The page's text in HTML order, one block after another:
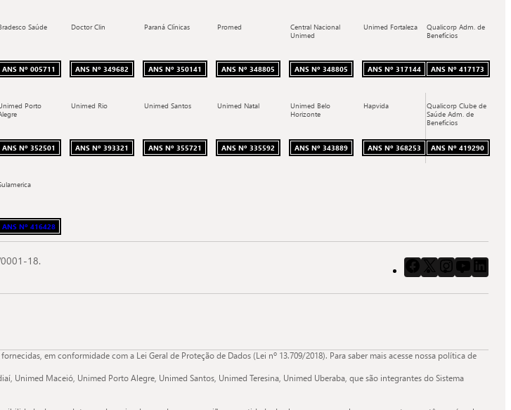
Saúde
ANS Nº 005711
Doctor Clin
ANS Nº 349682
Paraná Clínicas
ANS Nº 350141
Promed
ANS Nº 348805
Central Nacional
Unimed
ANS Nº 348805
Unimed Fortaleza
ANS Nº 317144
Porto
ANS Nº 352501
Unimed Rio
ANS Nº 393321
Unimed Santos
ANS Nº 355721
Unimed Natal
ANS Nº 335592
Unimed Belo
Horizonte
ANS Nº 343889
Hapvida
ANS Nº 368253
ANS Nº 416428
Qualicorp Adm. de
Benefícios
ANS Nº 417173
Qualicorp Clube de
Saúde Adm. de
Benefícios
ANS Nº 419290
18.
Acessar
o
Acessar
o
Acessar
o
Acessar
o
o
em conformidade com a Lei Geral de Proteção de Dados (Lei nº 13.709/2018). Para saber mais acesse nossa política de
Unimed Maceió, Unimed Porto Alegre, Unimed Santos, Unimed Teresina, Unimed Uberaba, que são integrantes do Sistema